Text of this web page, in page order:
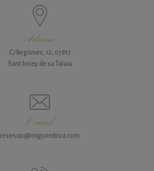
Adresse
C/ Begònies, 12, 07817
Sant Josep de sa Talaia
E-mail
reservas@migjornibiza.com